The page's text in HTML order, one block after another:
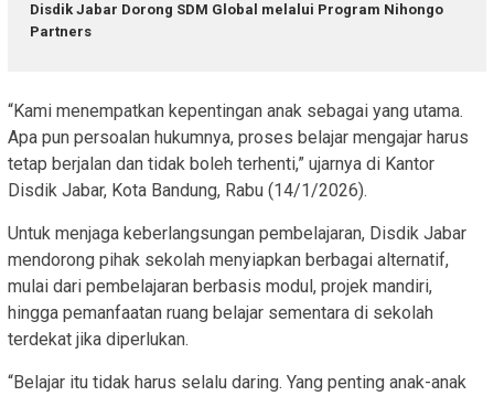
Disdik Jabar Dorong SDM Global melalui Program Nihongo
Partners
“Kami menempatkan kepentingan anak sebagai yang utama.
Apa pun persoalan hukumnya, proses belajar mengajar harus
tetap berjalan dan tidak boleh terhenti,” ujarnya di Kantor
Disdik Jabar, Kota Bandung, Rabu (14/1/2026).
Untuk menjaga keberlangsungan pembelajaran, Disdik Jabar
mendorong pihak sekolah menyiapkan berbagai alternatif,
mulai dari pembelajaran berbasis modul, projek mandiri,
hingga pemanfaatan ruang belajar sementara di sekolah
terdekat jika diperlukan.
“Belajar itu tidak harus selalu daring. Yang penting anak-anak